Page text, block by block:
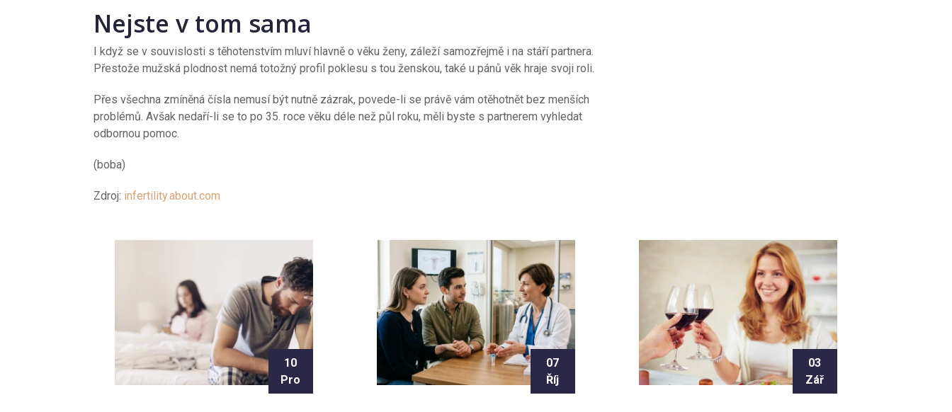
Nejste v tom sama
I když se v souvislosti s těhotenstvím mluví hlavně o věku ženy, záleží samozřejmě i na stáří partnera.
Přestože mužská plodnost nemá totožný profil poklesu s tou ženskou, také u pánů věk hraje svoji roli.
Přes všechna zmíněná čísla nemusí být nutně zázrak, povede-li se právě vám otěhotnět bez menších
problémů. Avšak nedaří-li se to po 35. roce věku déle než půl roku, měli byste s partnerem vyhledat
odbornou pomoc.
(boba)
Zdroj: infertility.about.com
10
Pro
07
Říj
03
Zář